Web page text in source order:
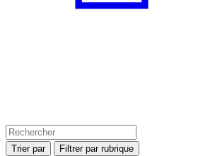
Trier par Filtrer par rubrique